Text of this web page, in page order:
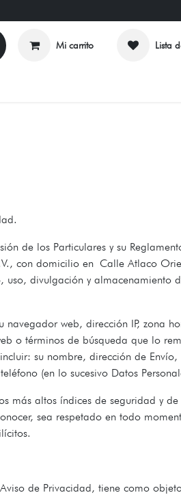
Mi carrito Lista
de los Particulares y su
con domicilio en Calle Atlaco
divulgación y almacenamiento
web, dirección IP, zona
o términos de búsqueda que lo
su nombre, dirección de
(en lo sucesivo Datos
más altos índices de seguridad y de
sea respetado en todo
de Privacidad, tiene como